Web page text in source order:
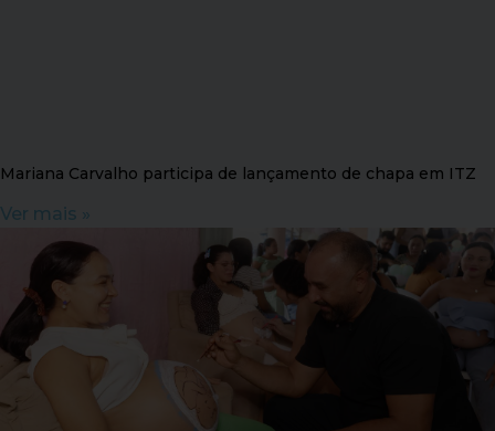
Mariana Carvalho participa de lançamento de chapa em ITZ
Ver mais »